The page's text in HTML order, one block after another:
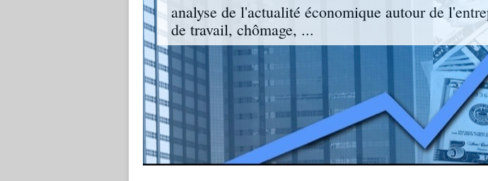
analyse de l'actualité économique autour de
de travail, chômage, ...